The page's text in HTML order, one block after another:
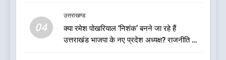
04
उत्तराखण्ड
क्या रमेश पोखरियाल ‘निशंक’ बनने जा रहे हैं
उत्तराखंड भाजपा के नए प्रदेश अध्यक्ष? राजनीति के
बड़ी खबर: मुख्यमंत्री पुष्कर सिंह धामी
को भाजपा ने दी नई जिम्मेदारी ,इन पूर्व